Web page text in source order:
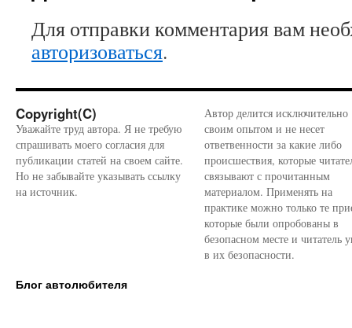
Для отправки комментария вам
авторизоваться.
Copyright(C)
Уважайте труд автора. Я не требую
спрашивать моего согласия для
публикации статей на своем сайте.
Но не забывайте указывать ссылку
на источник.
Автор делится исключительно
своим опытом и не несет
ответвенности за какие либо
происшествия, которые
связывают с прочитанным
материалом. Применять на
практике можно только те
которые были опробованы в
безопасном месте и читатель
в их безопасности.
Блог автолюбителя